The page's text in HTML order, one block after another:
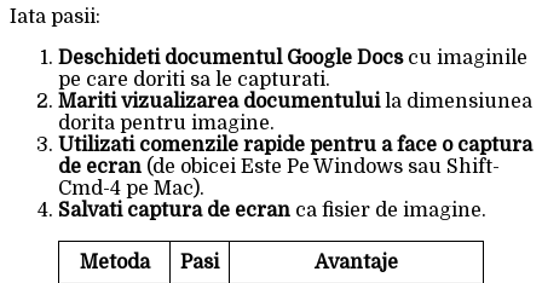
Iata pasii:
Deschideti documentul Google Docscu imaginile
pe care doriti sa le capturati.
Mariti vizualizarea documentuluila dimensiunea
dorita pentru imagine.
Utilizati comenzile rapide pentru a face o captura
de ecran (de obicei Este Pe Windows sau Shift-
Cmd-4 pe Mac).
Salvati captura de ecran ca fisier de imagine.
Metoda Pasi Avantaje